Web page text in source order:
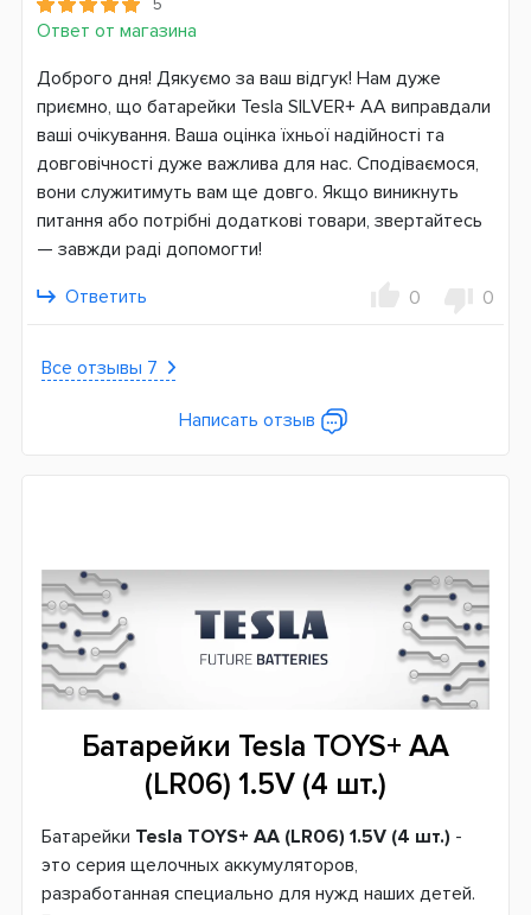
5
Ответ от магазина
Доброго дня! Дякуємо за ваш відгук! Нам дуже
приємно, що батарейки Tesla SILVER+ AA виправдали
ваші очікування. Ваша оцінка їхньої надійності та
довговічності дуже важлива для нас. Сподіваємося,
вони служитимуть вам ще довго. Якщо виникнуть
питання або потрібні додаткові товари, звертайтесь
— завжди раді допомогти!
Ответить
0 0
Все отзывы 7
Написать отзыв
Батарейки Tesla TOYS+ AA
(LR06) 1.5V (4 шт.)
Батарейки Tesla TOYS+ AA (LR06) 1.5V (4 шт.) -
это серия щелочных аккумуляторов,
разработанная специально для нужд наших детей.